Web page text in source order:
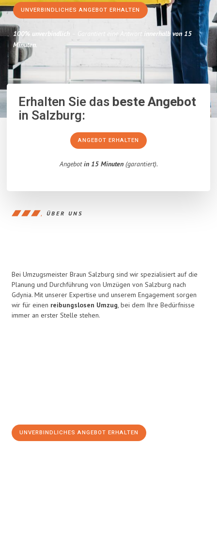
UNVERBINDLICHES ANGEBOT ERHALTEN
100% unverbindlich – Garantiert eine Antwort innerhalb von 15
Minuten.
Erhalten Sie dasbeste Angebot
in Salzburg:
ANGEBOT ERHALTEN
Angebotin 15 Minuten(garantiert).
ÜBER UNS
Bei Umzugsmeister Braun Salzburg sind wir spezialisiert auf die
Planung und Durchführung von Umzügen von Salzburg nach
Gdynia. Mit unserer Expertise und unserem Engagement sorgen
wir für einen reibungslosen Umzug, bei dem Ihre Bedürfnisse
immer an erster Stelle stehen.
UNVERBINDLICHES ANGEBOT ERHALTEN